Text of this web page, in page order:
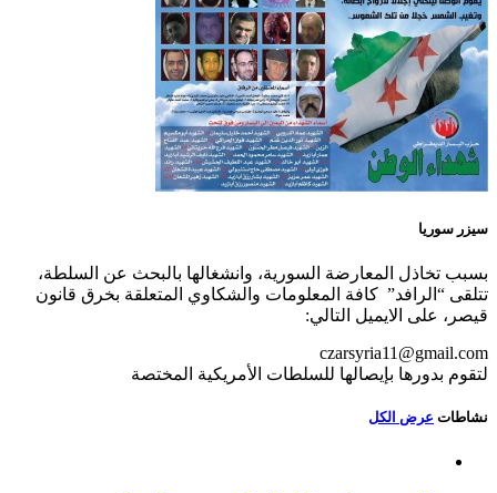
سيزر سوريا
بسبب تخاذل المعارضة السورية، وانشغالها بالبحث عن السلطة،
تتلقى “الرافد” كافة المعلومات والشكاوي المتعلقة بخرق قانون
قيصر، على الايميل التالي:
czarsyria11@gmail.com
لتقوم بدورها بإيصالها للسلطات الأمريكية المختصة
نشاطات عرض الكل